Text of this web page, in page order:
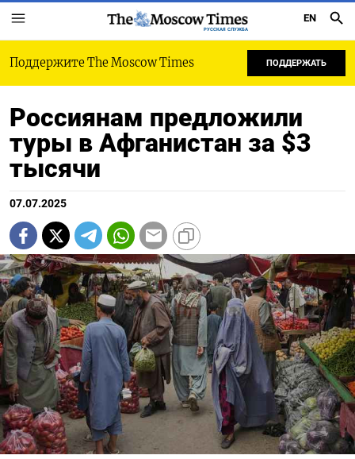
РУССКАЯ СЛУЖБА
EN
Поддержите The Moscow Times ПОДДЕРЖАТЬ
Россиянам предложили
туры в Афганистан за $3
тысячи
07.07.2025